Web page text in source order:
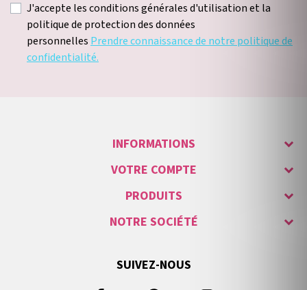
J'accepte les conditions générales d'utilisation et la
politique de protection des données
personnelles Prendre connaissance de notre politique de
confidentialité.
INFORMATIONS
VOTRE COMPTE
PRODUITS
NOTRE SOCIÉTÉ
SUIVEZ-NOUS